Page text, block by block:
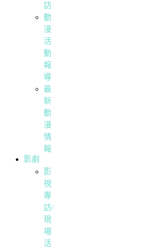
訪
動
漫
活
動
報
導
最
新
動
漫
情
報
影劇
影
視
專
訪/
現
場
活